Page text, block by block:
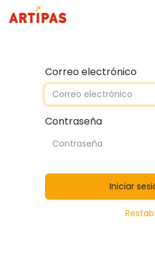
Correo electrónico
Contraseña
Iniciar